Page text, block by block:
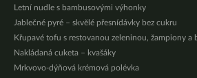
Letní nudle s bambusovými výhonky
Jablečné pyré – skvělé přesnídávky bez cukru
Křupavé tofu s restovanou zeleninou, žampiony a
Nakládaná cuketa – kvašáky
Mrkvovo-dýňová krémová polévka